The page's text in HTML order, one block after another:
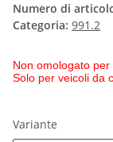
Numero di
Categoria: 991.2
Non omologato
Solo per veicoli da
Variante